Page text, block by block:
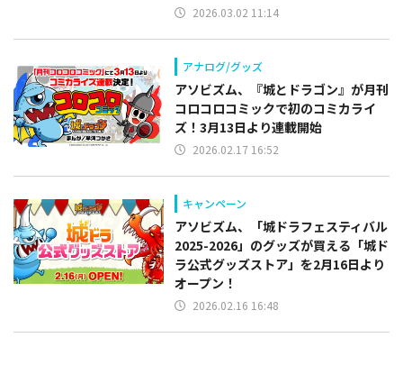
2026.03.02 11:14
アナログ/グッズ
アソビズム、『城とドラゴン』が月刊
コロコロコミックで初のコミカライ
ズ！3月13日より連載開始
2026.02.17 16:52
キャンペーン
アソビズム、「城ドラフェスティバル
2025-2026」のグッズが買える「城ド
ラ公式グッズストア」を2月16日より
オープン！
2026.02.16 16:48